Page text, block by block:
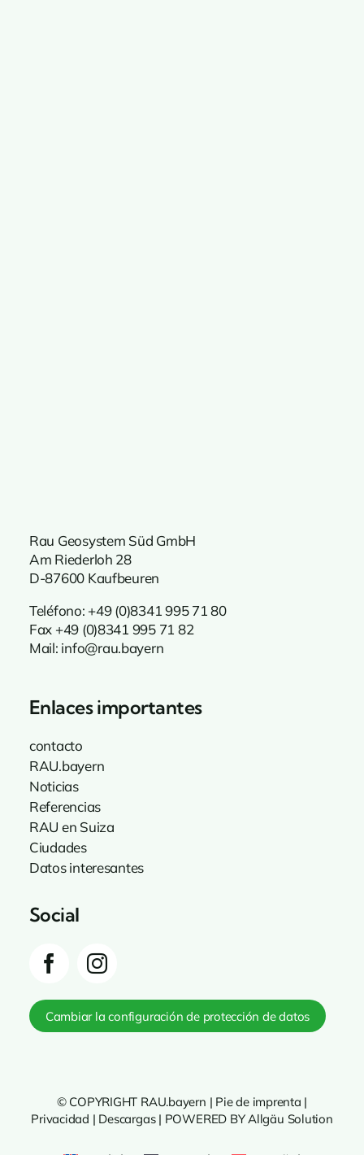
Rau Geosystem Süd GmbH
Am Riederloh 28
D-87600 Kaufbeuren
Teléfono: +49 (0)8341 99571 80
Fax +49 (0)8341 995 71 82
Mail: info@rau.bayern
Enlaces importantes
contacto
RAU.bayern
Noticias
Referencias
RAU en Suiza
Ciudades
Datos interesantes
Social
Cambiar la configuración de protección de datos
© COPYRIGHT RAU.bayern | Pie de imprenta |
Privacidad | Descargas| POWERED BY Allgäu Solution